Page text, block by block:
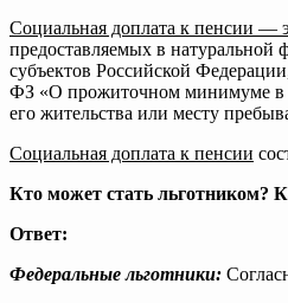
Социальная доплата к пенсии —
предоставляемых в
субъектов Российской
ФЗ «О прожиточном минимуме в
его жительства или месту
Социальная доплата к пенсии
Кто может стать льготником?
Ответ:
Федеральные льготники: